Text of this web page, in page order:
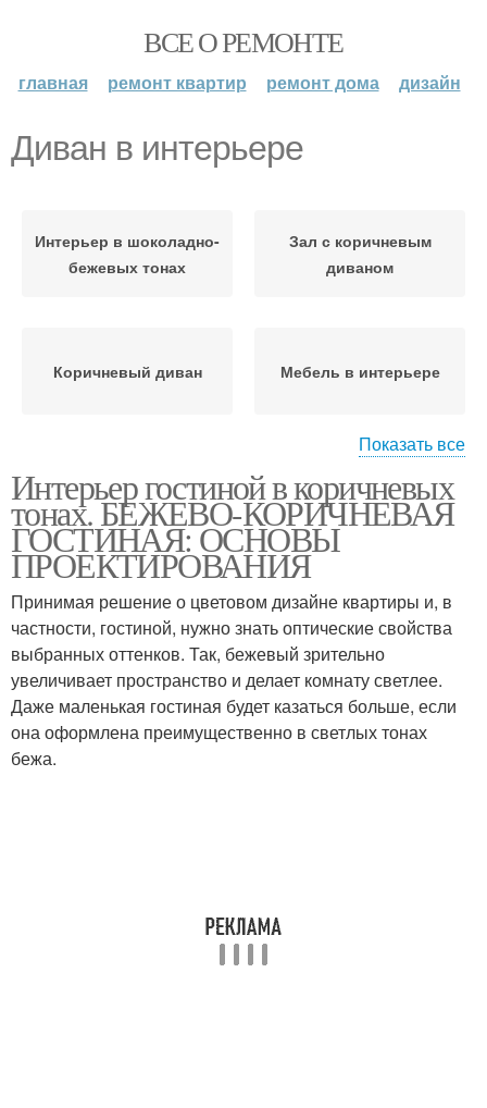
ВСЕ О РЕМОНТЕ
главная ремонт квартир ремонт дома дизайн
Диван в интерьере
Интерьер в шоколадно-
бежевых тонах
Зал с коричневым
диваном
Коричневый диван Мебель в интерьере
интерьере
интерьере
Диван с интерьером Сиреневый диван
Цветы в интерьере Цвета в интерьере
Показать все
Интерьер гостиной в коричневых
тонах. БЕЖЕВО-КОРИЧНЕВАЯ
ГОСТИНАЯ: ОСНОВЫ
ПРОЕКТИРОВАНИЯ
Принимая решение о цветовом дизайне квартиры и, в
частности, гостиной, нужно знать оптические свойства
выбранных оттенков. Так, бежевый зрительно
увеличивает пространство и делает комнату светлее.
Даже маленькая гостиная будет казаться больше, если
она оформлена преимущественно в светлых тонах
бежа.